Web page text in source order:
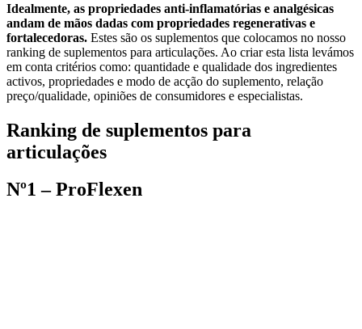
Idealmente, as propriedades anti-inflamatórias e analgésicas
andam de mãos dadas com propriedades regenerativas e
fortalecedoras. Estes são os suplementos que colocamos no nosso
ranking de suplementos para articulações. Ao criar esta lista levámos
em conta critérios como: quantidade e qualidade dos ingredientes
activos, propriedades e modo de acção do suplemento, relação
preço/qualidade, opiniões de consumidores e especialistas.
Ranking de suplementos para
articulações
Nº1 – ProFlexen